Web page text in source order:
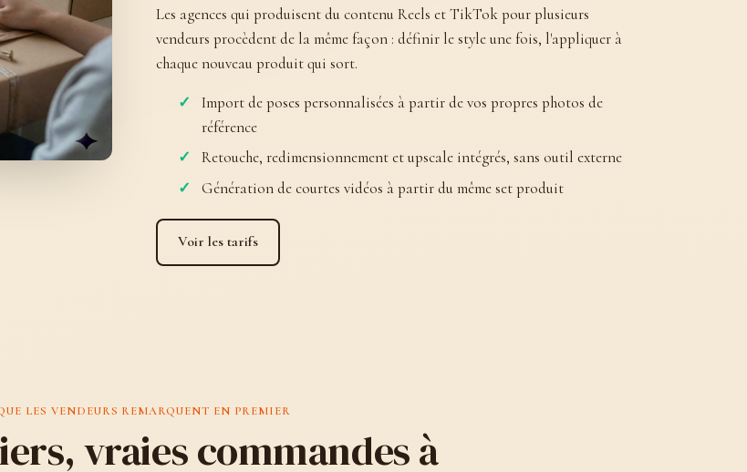
Les agences qui produisent du contenu Reels et TikTok pour plusieurs
vendeurs procèdent de la même façon : définir le style une fois, l'appliquer à
chaque nouveau produit qui sort.
Import de poses personnalisées à partir de vos propres photos de
référence
Retouche, redimensionnement et upscale intégrés, sans outil externe
Génération de courtes vidéos à partir du même set produit
Voir les tarifs
LES VENDEURS REMARQUENT EN PREMIER
vraies commandes à